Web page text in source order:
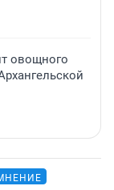
овощного